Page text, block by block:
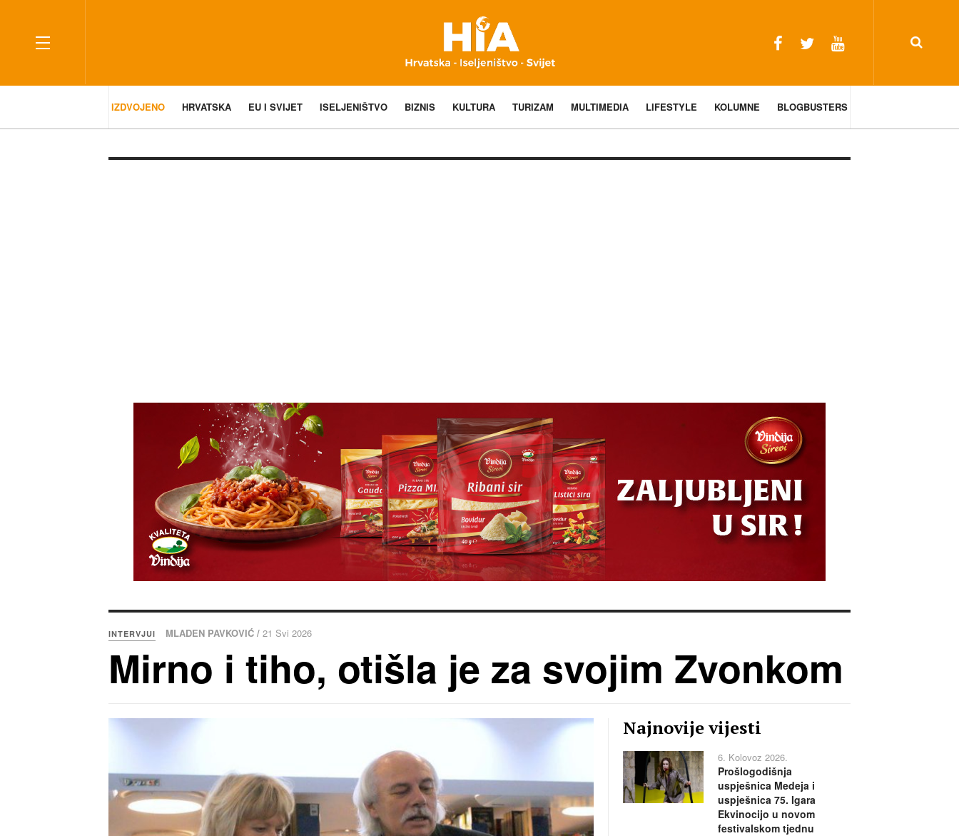
IZDVOJENO HRVATSKA EU I SVIJET ISELJENIŠTVO BIZNIS KULTURA TURIZAM MULTIMEDIA LIFESTYLE KOLUMNE BLOGBUSTERS
INTERVJUI MLADEN PAVKOVIĆ / 21 Svi 2026
Mirno i tiho, otišla je za svojim Zvonkom
Najnovije vijesti
6. Kolovoz 2026.
Prošlogodišnja
uspješnica Medeja i
uspješnica 75. Igara
Ekvinocijo u novom
festivalskom tjednu